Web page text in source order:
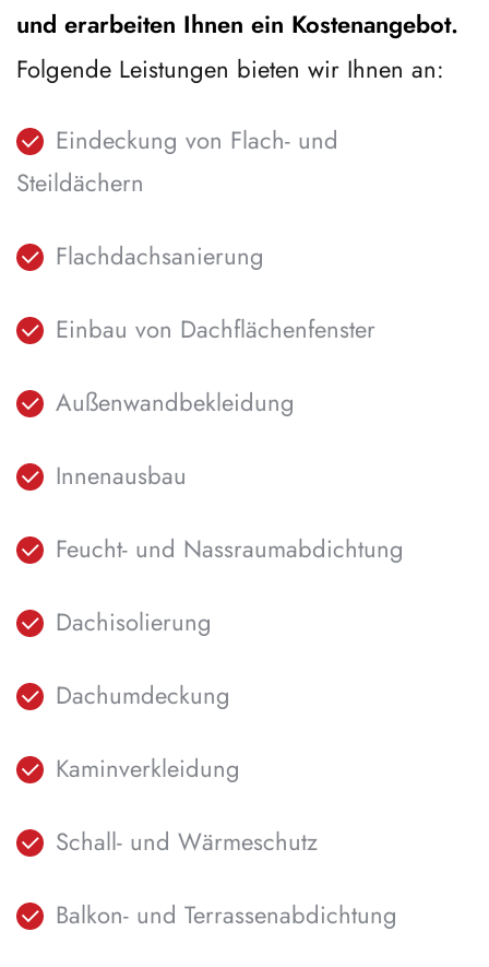
und erarbeiten Ihnen ein Kostenangebot.
Folgende Leistungen bieten wir Ihnen an:
Eindeckung von Flach- und
Steildächern
Flachdachsanierung
Einbau von Dachflächenfenster
Außenwandbekleidung
Innenausbau
Feucht- und Nassraumabdichtung
Dachisolierung
Dachumdeckung
Kaminverkleidung
Schall- und Wärmeschutz
Balkon- und Terrassenabdichtung